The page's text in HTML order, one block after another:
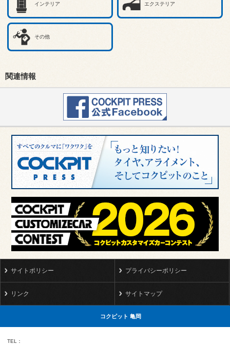
インテリア エクステリア
その他
関連情報
サイトポリシー プライバシーポリシー
リンク サイトマップ
コクピット 亀岡
TEL